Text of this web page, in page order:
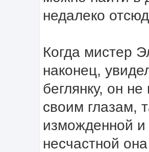
недалеко
Когда мистер
наконец,
беглянку, он
своим глазам,
изможденной и
несчастной она